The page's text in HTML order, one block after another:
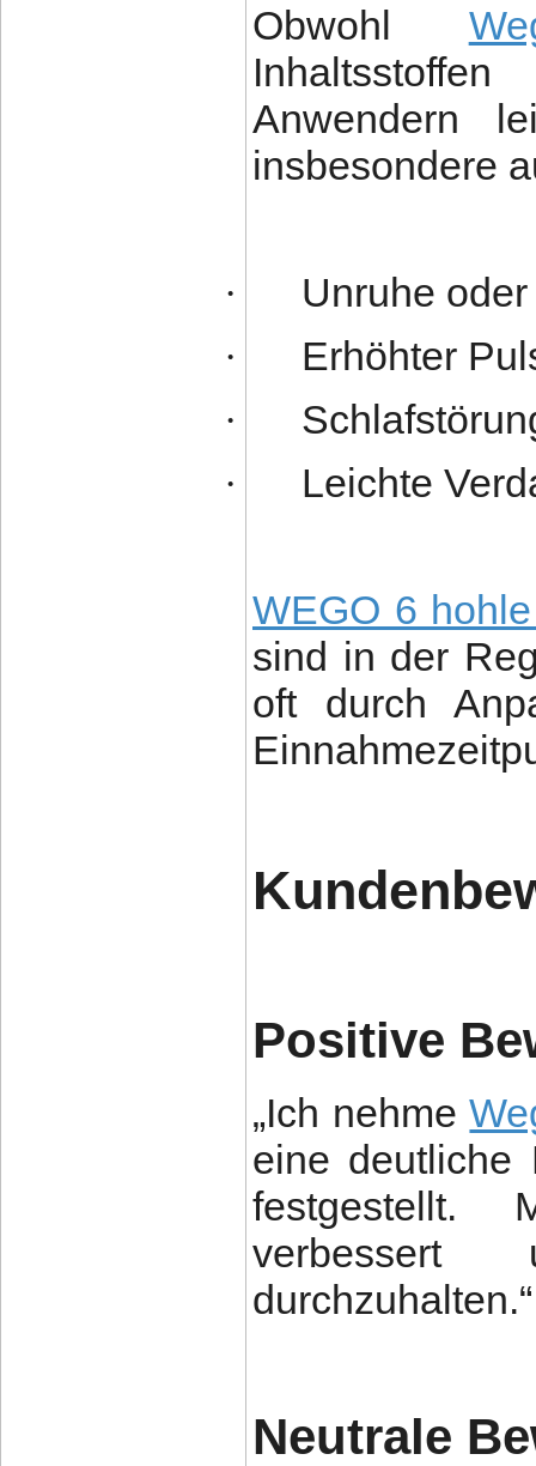
Obwohl
Anwendern
insbesondere
· Unruhe
· Erhöhter
·
· Leichte
WEGO 6
sind in der
oft durch
Positive
„Ich nehme
eine deutliche
festgestellt.
Neutrale